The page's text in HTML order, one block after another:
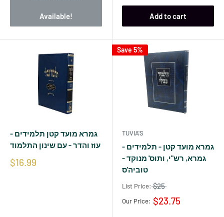
Available! Add to cart
גמרא מועד קטן תלמידים -
עוז והדר - עם שינון התלמוד
$16.99
Save 5%
TUVIA'S
גמרא מועד קטן - תלמידים -
גמרא, רש"י, ותוס' מנוקד -
טוביה'ס
List Price: $25
Our Price: $23.75